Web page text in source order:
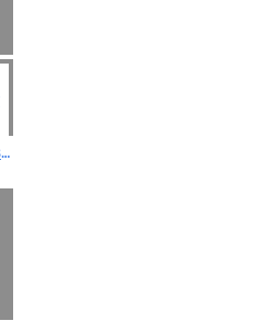
Knaagdiersnack Broodjes Wortel/Klaver 4st